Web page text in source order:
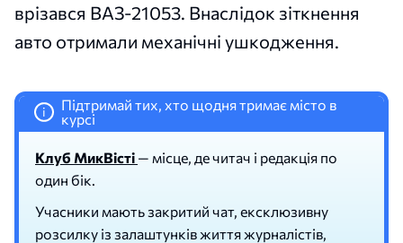
врізався ВАЗ-21053. Внаслідок зіткнення
авто отримали механічні ушкодження.
i
Підтримай тих, хто щодня тримає місто в
курсі
Клуб МикВісті — місце, де читач і редакція по
один бік.
Учасники мають закритий чат, ексклюзивну
розсилку із залаштунків життя журналістів,